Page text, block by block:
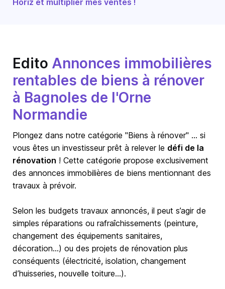
Horiz et multiplier mes ventes !
Edito Annonces immobilières
rentables de biens à rénover
à Bagnoles de l'Orne
Normandie
Plongez dans notre catégorie "Biens à rénover" … si
vous êtes un investisseur prêt à relever le défi de la
rénovation ! Cette catégorie propose exclusivement
des annonces immobilières de biens mentionnant des
travaux à prévoir.
Selon les budgets travaux annoncés, il peut s’agir de
simples réparations ou rafraîchissements (peinture,
changement des équipements sanitaires,
décoration…) ou des projets de rénovation plus
conséquents (électricité, isolation, changement
d’huisseries, nouvelle toiture…).